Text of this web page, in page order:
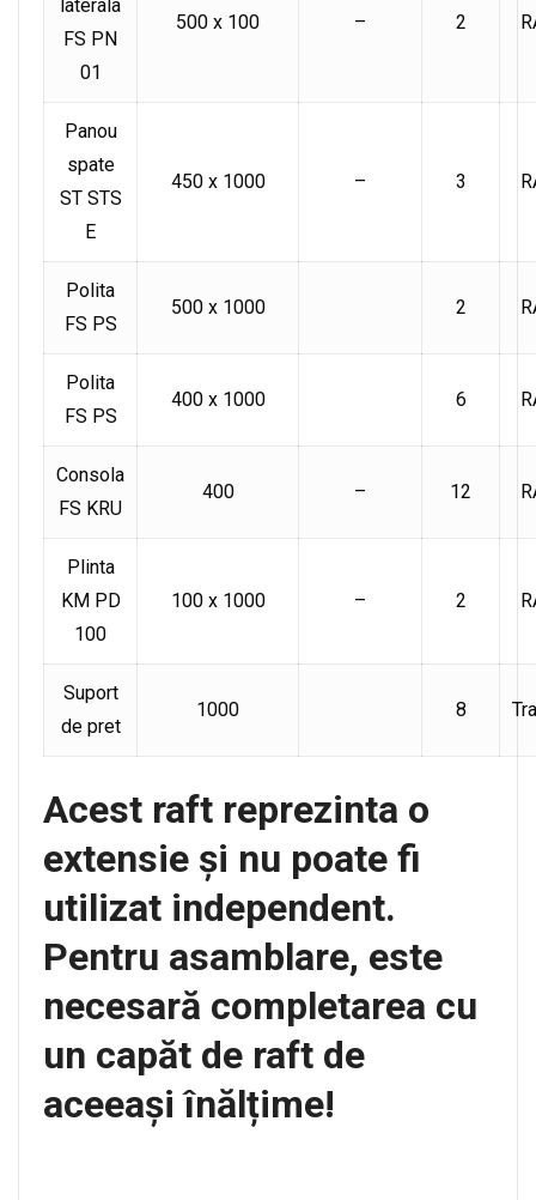
laterala
FS PN
01
500 x 100 – 2
Panou
spate
ST STS
E
450 x 1000 – 3
Polita
FS PS
500 x 1000 2
Polita
FS PS
400 x 1000 6
Consola
FS KRU
400 – 12
Plinta
KM PD
100
100 x 1000 – 2
Suport
de pret
1000 8
Acest raft reprezinta o
extensie și nu poate fi
utilizat independent.
Pentru asamblare, este
necesară completarea cu
un capăt de raft de
aceeași înălțime!